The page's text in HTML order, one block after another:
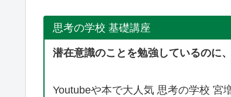
思考の学校 基礎講座
潜在意識のことを勉強しているのに
Youtubeや本で大人気 思考の学校 宮